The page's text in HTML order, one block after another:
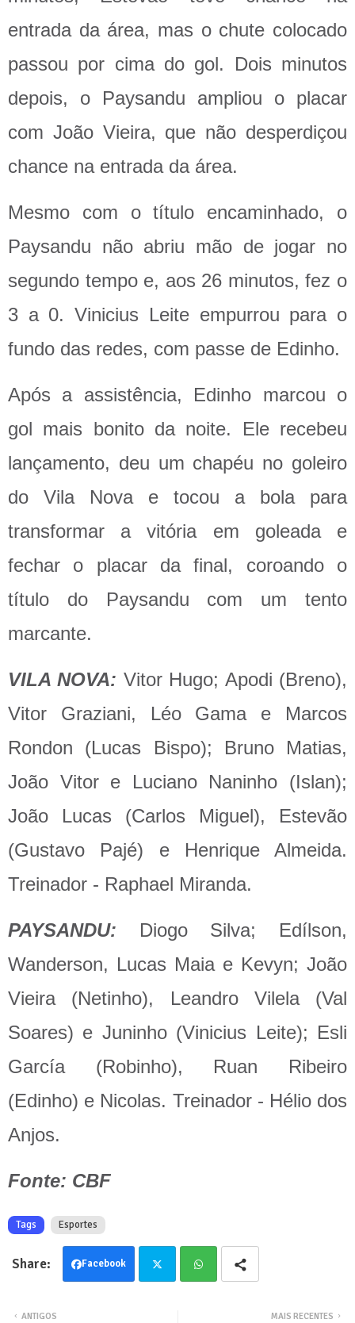
entrada da área, mas o chute colocado
passou por cima do gol. Dois minutos
depois, o Paysandu ampliou o placar
com João Vieira, que não desperdiçou
chance na entrada da área.
Mesmo com o título encaminhado, o
Paysandu não abriu mão de jogar no
segundo tempo e, aos 26 minutos, fez o
3 a 0. Vinicius Leite empurrou para o
fundo das redes, com passe de Edinho.
Após a assistência, Edinho marcou o
gol mais bonito da noite. Ele recebeu
lançamento, deu um chapéu no goleiro
do Vila Nova e tocou a bola para
transformar a vitória em goleada e
fechar o placar da final, coroando o
título do Paysandu com um tento
marcante.
VILA NOVA: Vitor Hugo; Apodi (Breno),
Vitor Graziani, Léo Gama e Marcos
Rondon (Lucas Bispo); Bruno Matias,
João Vitor e Luciano Naninho (Islan);
João Lucas (Carlos Miguel), Estevão
(Gustavo Pajé) e Henrique Almeida.
Treinador - Raphael Miranda.
PAYSANDU: Diogo Silva; Edílson,
Wanderson, Lucas Maia e Kevyn; João
Vieira (Netinho), Leandro Vilela (Val
Soares) e Juninho (Vinicius Leite); Esli
García (Robinho), Ruan Ribeiro
(Edinho) e Nicolas. Treinador - Hélio dos
Anjos.
Fonte: CBF
Tags Esportes
Facebook
MAIS RECENTES
ANTIGOS